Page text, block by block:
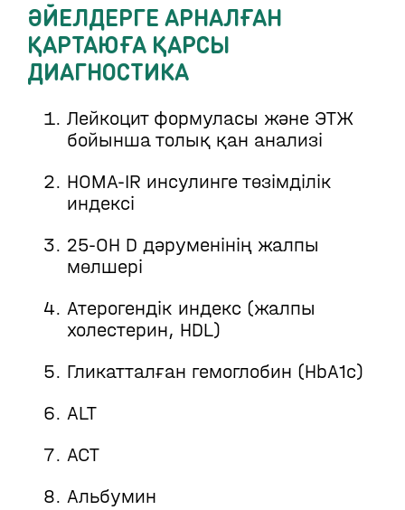
ӘЙЕЛДЕРГЕ АРНАЛҒАН
ҚАРТАЮҒА ҚАРСЫ
ДИАГНОСТИКА
Лейкоцит формуласы және ЭТЖ
бойынша толық қан анализі
HOMA-IR инсулинге төзімділік
индексі
25-OH D дәруменінің жалпы
мөлшері
Атерогендік индекс (жалпы
холестерин, HDL)
Гликатталған гемоглобин (HbA1c)
ALT
АСТ
Альбумин